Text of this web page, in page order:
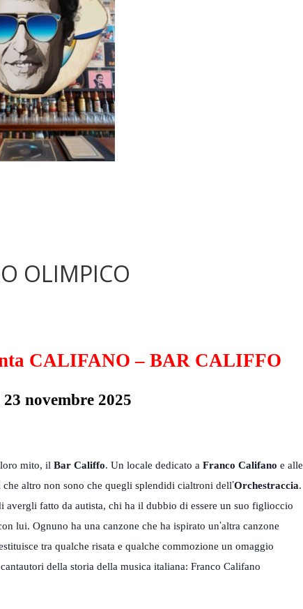
OLIMPICO
CALIFANO – BAR CALIFFO
novembre 2025
mito, il Bar Califfo. Un locale dedicato a Franco Califano e alle
altro non sono che quegli splendidi cialtroni dell’Orchestraccia.
avergli fatto da autista, chi ha il dubbio di essere un suo figlioccio
lui. Ognuno ha una canzone che ha ispirato un’altra canzone
tra qualche risata e qualche commozione un omaggio
della storia della musica italiana: Franco Califano